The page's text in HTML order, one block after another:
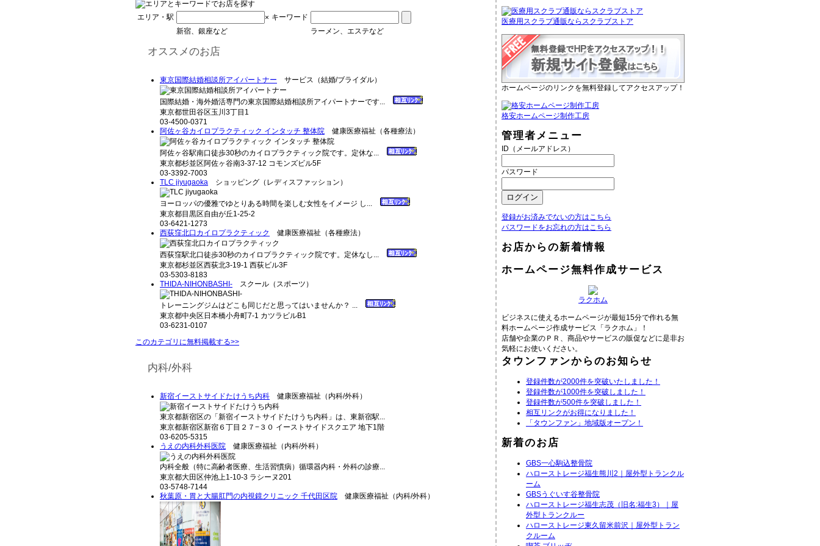
エリア・駅 × キーワード
新宿、銀座など
ラーメン、エステなど
オススメのお店
東京国際結婚相談所アイパートナー サービス（結婚/ブライダル）
国際結婚・海外婚活専門の東京国際結婚相談所アイパートナーです...
東京都世田谷区玉川3丁目1
03-4500-0371
阿佐ヶ谷カイロプラクティック インタッチ 整体院 健康医療福祉（各種療法）
阿佐ヶ谷駅南口徒歩30秒のカイロプラクティック院です。定休な...
東京都杉並区阿佐ヶ谷南3-37-12 コモンズビル5F
03-3392-7003
TLC jiyugaoka ショッピング（レディスファッション）
ヨーロッパの優雅でゆとりある時間を楽しむ女性をイメージ し...
東京都目黒区自由が丘1-25-2
03-6421-1273
西荻窪北口カイロプラクティック
健康医療福祉（各種療法）
西荻窪駅北口徒歩30秒のカイロプラクティック院です。定休なし...
東京都杉並区西荻北3-19-1 西荻ビル3F
03-5303-8183
THIDA-NIHONBASHI- スクール（スポーツ）
トレーニングジムはどこも同じだと思ってはいませんか？ ...
東京都中央区日本橋小舟町7-1 カツラビルB1
03-6231-0107
このカテゴリに無料掲載する>>
内科/外科
新宿イーストサイドたけうち内科 健康医療福祉（内科/外科）
東京都新宿区の「新宿イーストサイドたけうち内科」は、東新宿駅...
東京都新宿区新宿６丁目２７−３０ イーストサイドスクエア 地下1階
03-6205-5315
うえの内科外科医院 健康医療福祉（内科/外科）
内科全般（特に高齢者医療、生活習慣病）循環器内科・外科の診療...
東京都大田区仲池上1-10-3 ラシーヌ201
03-5748-7144
秋葉原・胃と大腸肛門の内視鏡クリニック 千代田区院 健康医療福祉（内科/外科）
医療用スクラブ通販ならスクラブストア
ホームページのリンクを無料登録してアクセスアップ！
格安ホームページ制作工房
管理者メニュー
ID（メールアドレス）
パスワード
登録がお済みでないの方はこちら
パスワードをお忘れの方はこちら
お店からの新着情報
ホームページ無料作成サービス
ラクホム
ビジネスに使えるホームページが最短15分で作れる無
料ホームページ作成サービス「ラクホム」！
店舗や企業のＰＲ、商品やサービスの販促などに是非お
気軽にお使いください。
タウンファンからのお知らせ
登録件数が2000件を突破いたしました！
登録件数が1000件を突破しました！
登録件数が500件を突破しました！
相互リンクがお得になりました！
「タウンファン」地域版オープン！
新着のお店
GBS一心駒込整骨院
ハローストレージ福生熊川2｜屋外型トランクル
ーム
GBSうぐいす谷整骨院
ハローストレージ福生志茂（旧名:福生3）｜屋
外型トランクルー
ハローストレージ東久留米前沢｜屋外型トラン
クルーム